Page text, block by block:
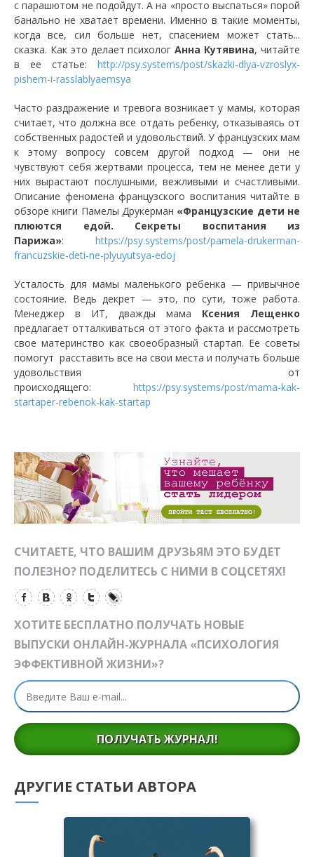
с парашютом не подойдут. А на «просто выспаться» порой
банально не хватает времени. Именно в такие моменты,
когда все, сил больше нет, спасением может стать...
сказка. Как это делает психологАнна Кутявина, читайте
в ее статье: http://psy.systems/post/skazki-dlya-vzroslyx-
pishem-i-rasslablyaemsya
Часто раздражение и тревога возникает у мамы, которая
считает, что должна все отдать ребенку, отказываясь от
собственных радостей и удовольствий. У французских мам
к этому вопросу совсем другой подход — они не
чувствуют себя жертвами процесса, тем не менее дети у
них вырастают послушными, вежливыми и счастливыми.
Описание феномена французского воспитания читайте в
обзоре книги Памелы Друкерман «Французские дети не
плюются едой. Секреты воспитания из
Парижа»: https://psy.systems/post/pamela-drukerman-
francuzskie-deti-ne-plyuyutsya-edoj
Усталость для мамы маленького ребенка — привычное
состояние. Ведь декрет — это, по сути, тоже работа.
Менеджер в ИТ, дважды мама Ксения Лещенко
предлагает отталкиваться от этого факта и рассмотреть
свое материнство как своеобразный стартап. Ее советы
помогут расставить все на свои места и получать больше
удовольствия от
происходящего: https://psy.systems/post/mama-kak-
startaper-rebenok-kak-startap
СЧИТАЕТЕ, ЧТО ВАШИМ ДРУЗЬЯМ ЭТО БУДЕТ
ПОЛЕЗНО? ПОДЕЛИТЕСЬ С НИМИ В СОЦСЕТЯХ!
ХОТИТЕ БЕСПЛАТНО ПОЛУЧАТЬ НОВЫЕ
ВЫПУСКИ ОНЛАЙН-ЖУРНАЛА «ПСИХОЛОГИЯ
ЭФФЕКТИВНОЙ ЖИЗНИ»?
ПОЛУЧАТЬ ЖУРНАЛ!
ДРУГИЕ СТАТЬИ АВТОРА